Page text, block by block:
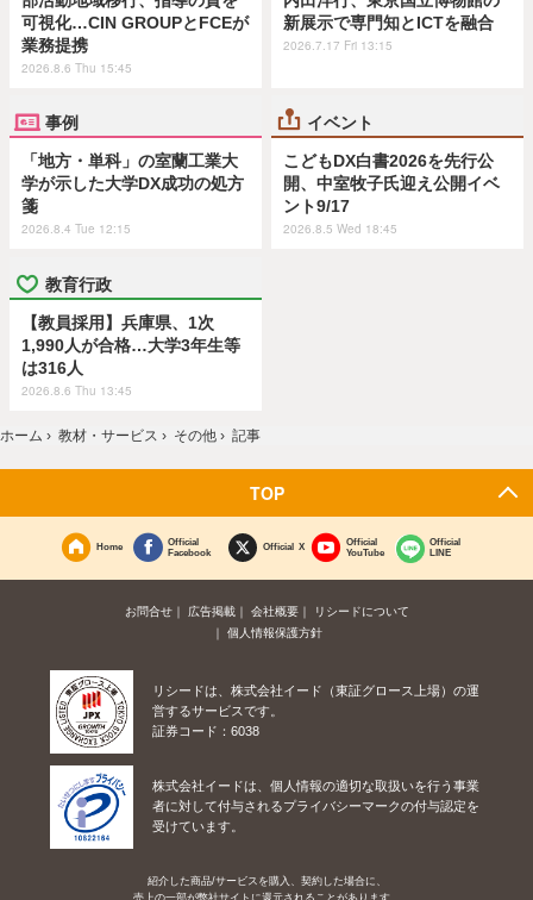
可視化…CIN GROUPとFCEが
業務提携
2026.8.6 Thu 15:45
新展示で専門知とICTを融合
2026.7.17 Fri 13:15
事例
「地方・単科」の室蘭工業大
学が示した大学DX成功の処方
箋
2026.8.4 Tue 12:15
イベント
こどもDX白書2026を先行公
開、中室牧子氏迎え公開イベ
ント9/17
2026.8.5 Wed 18:45
教育行政
【教員採用】兵庫県、1次
1,990人が合格…大学3年生等
は316人
2026.8.6 Thu 13:45
ホーム › 教材・サービス › その他 › 記事
TOP
Home
Official
Facebook
Official X
Official
YouTube
Official
LINE
お問合せ 広告掲載 会社概要
リシードについて
個人情報保護方針
リシードは、株式会社イード（東証グロース上場）の運
営するサービスです。
証券コード：6038
株式会社イードは、個人情報の適切な取扱いを行う事業
者に対して付与されるプライバシーマークの付与認定を
受けています。
紹介した商品/サービスを購入、契約した場合に、
売上の一部が弊社サイトに還元されることがあります。